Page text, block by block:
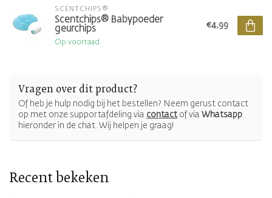
SCENTCHIPS®
Scentchips® Babypoeder
geurchips
Op voorraad
€4,99
Vragen over dit product?
Of heb je hulp nodig bij het bestellen? Neem gerust contact
op met onze supportafdeling via contactof via Whatsapp
hieronder in de chat. Wij helpen je graag!
Recent bekeken